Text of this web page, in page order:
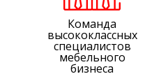
Команда
высококлассных
специалистов
мебельного
бизнеса